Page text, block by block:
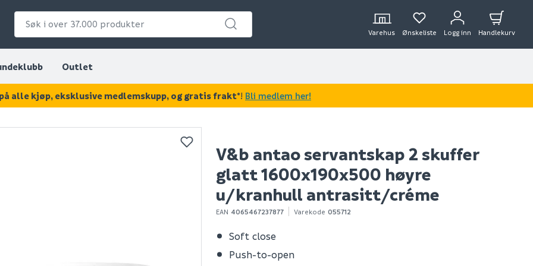
Varehus Ønskeliste Logg inn Handlekurv
Outlet
KAN DISSE VÆRE AV INTERESSE?
V&b antao servantskap 2 skuffer
glatt 1600x190x500 høyre
u/kranhull antrasitt/créme
EAN 4065467237877 Varekode 055712
Soft close
Push-to-open
på alle kjøp, eksklusive medlemskupp, og gratis frakt*! Bli medlem her!